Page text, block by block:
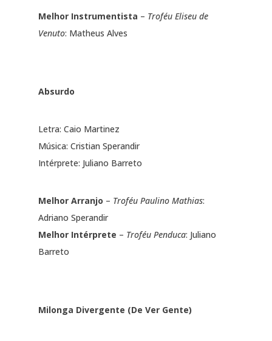
Melhor Instrumentista – Troféu Eliseu de
Venuto: Matheus Alves
Absurdo
Letra: Caio Martinez
Música: Cristian Sperandir
Intérprete: Juliano Barreto
Melhor Arranjo – Troféu Paulino Mathias:
Adriano Sperandir
Melhor Intérprete – Troféu Penduca: Juliano
Barreto
Milonga Divergente (De Ver Gente)